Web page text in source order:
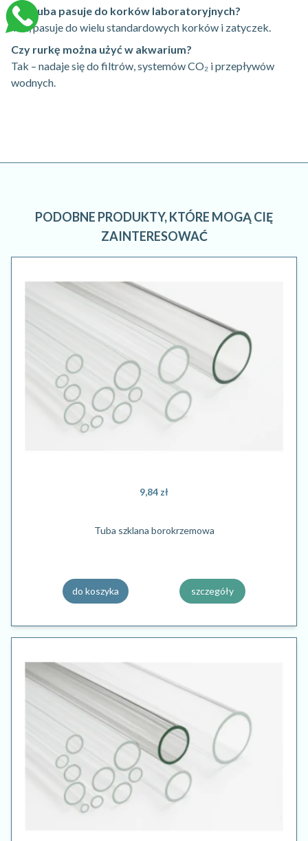
Czy tuba pasuje do korków laboratoryjnych?
Tak, pasuje do wielu standardowych korków i zatyczek.
Czy rurkę można użyć w akwarium?
Tak – nadaje się do filtrów, systemów CO₂ i przepływów
wodnych.
PODOBNE PRODUKTY, KTÓRE MOGĄ CIĘ
ZAINTERESOWAĆ
9,84 zł
Tuba szklana borokrzemowa
do koszyka szczegóły